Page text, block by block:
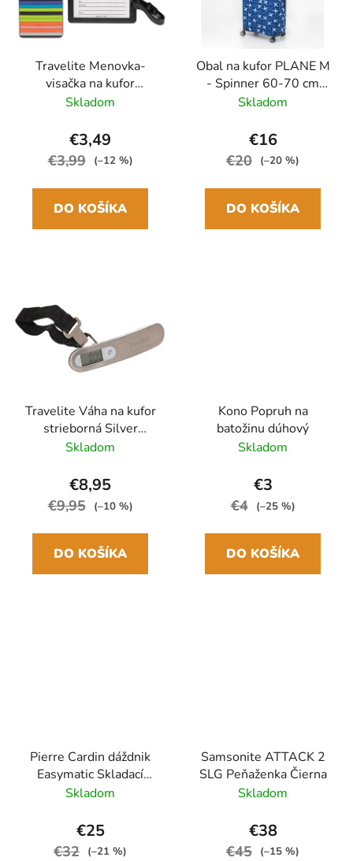
Travelite Menovka-
visačka na kufor
Multicolor Stripes
Skladom
€3,49
€3,99 (–12 %)
DO KOŠÍKA
Obal na kufor PLANE M
- Spinner 60-70 cm
Modrá
Skladom
€16
€20 (–20 %)
DO KOŠÍKA
Travelite Váha na kufor
strieborná Silver
Digitálna
Skladom
€8,95
€9,95 (–10 %)
DO KOŠÍKA
Kono Popruh na
batožinu dúhový
Skladom
€3
€4 (–25 %)
DO KOŠÍKA
Pierre Cardin dáždnik
Easymatic Skladací
automatický Čierny
rukoväť
Skladom
€25
€32 (–21 %)
Samsonite ATTACK 2
SLG Peňaženka Čierna
Skladom
€38
€45 (–15 %)